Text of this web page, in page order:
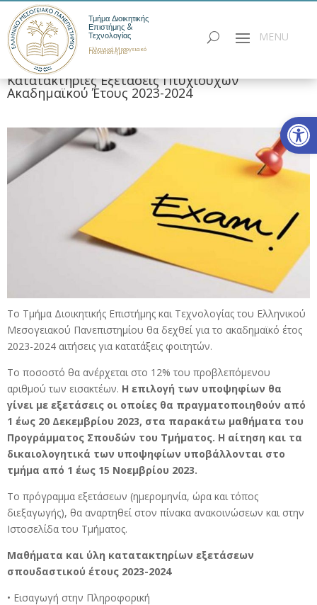
Τμήμα Διοικητικής
Επιστήμης &
Τεχνολογίας
Ελληνικό Μεσογειακό
Πανεπιστήμιο
Κατατακτήριες Εξετάσεις Πτυχιούχων
Ακαδημαϊκού Έτους 2023-2024
Το Τμήμα Διοικητικής Επιστήμης και Τεχνολογίας του Ελληνικού
Μεσογειακού Πανεπιστημίου θα δεχθεί για το ακαδημαϊκό έτος
2023-2024 αιτήσεις για κατατάξεις φοιτητών.
Το ποσοστό θα ανέρχεται στο 12% του προβλεπόμενου
αριθμού των εισακτέων. Η επιλογή των υποψηφίων θα
γίνει με εξετάσεις οι οποίες θα πραγματοποιηθούν από
1 έως 20 Δεκεμβρίου 2023, στα παρακάτω μαθήματα του
Προγράμματος Σπουδών του Τμήματος. Η αίτηση και τα
δικαιολογητικά των υποψηφίων υποβάλλονται στο
τμήμα από 1 έως 15 Νοεμβρίου 2023.
Το πρόγραμμα εξετάσεων (ημερομηνία, ώρα και τόπος
διεξαγωγής), θα αναρτηθεί στον πίνακα ανακοινώσεων και στην
Ιστοσελίδα του Τμήματος.
Μαθήματα και ύλη κατατακτηρίων εξετάσεων
σπουδαστικού έτους 2023-2024
• Εισαγωγή στην Πληροφορική